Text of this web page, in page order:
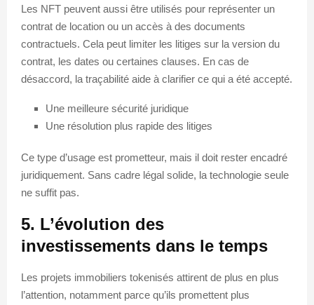
Les NFT peuvent aussi être utilisés pour représenter un
contrat de location ou un accès à des documents
contractuels. Cela peut limiter les litiges sur la version du
contrat, les dates ou certaines clauses. En cas de
désaccord, la traçabilité aide à clarifier ce qui a été accepté.
Une meilleure sécurité juridique
Une résolution plus rapide des litiges
Ce type d’usage est prometteur, mais il doit rester encadré
juridiquement. Sans cadre légal solide, la technologie seule
ne suffit pas.
5. L’évolution des
investissements dans le temps
Les projets immobiliers tokenisés attirent de plus en plus
l’attention, notamment parce qu’ils promettent plus